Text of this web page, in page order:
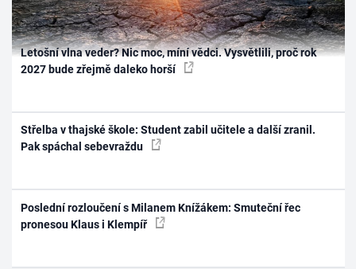
Letošní vlna veder? Nic moc, míní vědci. Vysvětlili, proč rok
2027 bude zřejmě daleko horší
Střelba v thajské škole: Student zabil učitele a další zranil.
Pak spáchal sebevraždu
Poslední rozloučení s Milanem Knížákem: Smuteční řec
pronesou Klaus i Klempíř